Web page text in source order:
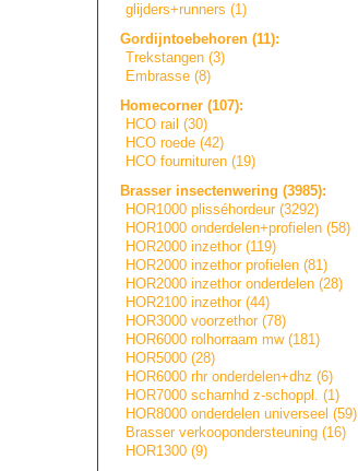
glijders+runners (1)
Gordijntoebehoren (11):
Trekstangen (3)
Embrasse (8)
Homecorner (107):
HCO rail (30)
HCO roede (42)
HCO fournituren (19)
Brasser insectenwering (3985):
HOR1000 plisséhordeur (3292)
HOR1000 onderdelen+profie en (58)
HOR2000 inzethor (119)
HOR2000 inzethor profielen (81)
HOR2000 inzethor onderdelen (28)
HOR2100 inzethor (44)
HOR3000 voorzethor (78)
HOR6000 rolhorraam mw (181)
HOR5000 (28)
HOR6000 rhr onderdelen+dhz (6)
HOR7000 scharnhd z-schoppl. (1)
HOR8000 onderdelen universeel (59)
Brasser verkoopondersteuning (16)
HOR1300 (9)